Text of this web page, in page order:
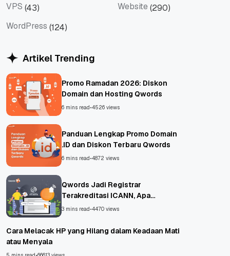
VPS (43) Website (290)
WordPress (124)
Artikel Trending
Promo Ramadan 2026: Diskon
Domain dan Hosting Qwords
6 mins read•4526 views
Panduan Lengkap Promo Domain
.ID dan Diskon Terbaru Qwords
6 mins read•4872 views
Qwords Jadi Registrar
Terakreditasi ICANN, Apa
Untungnya?
3 mins read•4470 views
Cara Melacak HP yang Hilang dalam Keadaan Mati
atau Menyala